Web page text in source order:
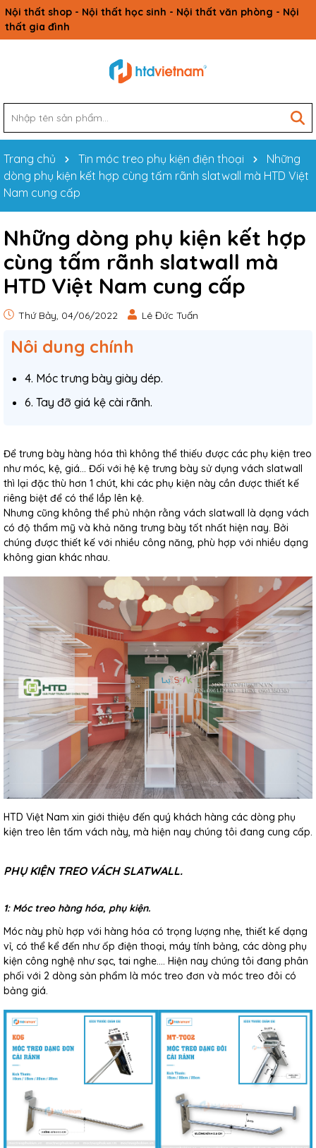
Nội thất shop - Nội thất học sinh - Nội thất văn phòng - Nội
thất gia đình
Trang chủ Tin móc treo phụ kiện điện thoại
Những
dòng phụ kiện kết hợp cùng tấm rãnh slatwall mà HTD Việt
Nam cung cấp
Những dòng phụ kiện kết hợp
cùng tấm rãnh slatwall mà
HTD Việt Nam cung cấp
Thứ Bảy, 04/06/2022 Lê Đức Tuấn
Nôi dung chính
4. Móc trưng bày giày dép.
6. Tay đỡ giá kệ cài rãnh.
Để trưng bày hàng hóa thì không thể thiếu được các phụ kiện treo
như móc, kệ, giá… Đối với hệ kệ trưng bày sử dụng vách slatwall
thì lại đặc thù hơn 1 chút, khi các phụ kiện này cần được thiết kế
riêng biệt để có thể lắp lên kệ.
Nhưng cũng không thể phủ nhận rằng vách slatwall là dạng vách
có độ thẩm mỹ và khả năng trưng bày tốt nhất hiện nay. Bởi
chúng được thiết kế với nhiều công năng, phù hợp với nhiều dạng
không gian khác nhau.
HTD Việt Nam xin giới thiệu đến quý khách hàng các dòng phụ
kiện treo lên tấm vách này, mà hiện nay chúng tôi đang cung cấp.
PHỤ KIỆN TREO VÁCH SLATWALL.
1: Móc treo hàng hóa, phụ kiện.
Móc này phù hợp với hàng hóa có trọng lượng nhẹ, thiết kế dạng
vỉ, có thể kể đến như ốp điện thoại, máy tính bảng, các dòng phụ
kiện công nghệ như sạc, tai nghe…. Hiện nay chúng tôi đang phân
phối với 2 dòng sản phẩm là móc treo đơn và móc treo đôi có
bảng giá.